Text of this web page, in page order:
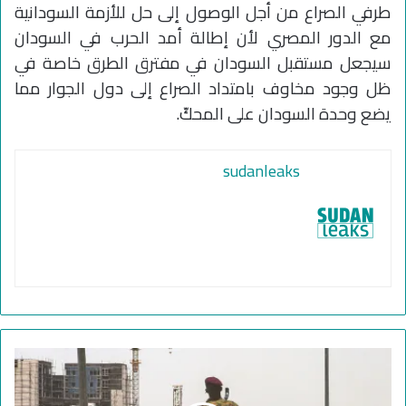
طرفي الصراع من أجل الوصول إلى حل للأزمة السودانية
مع الدور المصري لأن إطالة أمد الحرب في السودان
سيجعل مستقبل السودان في مفترق الطرق خاصة في
ظل وجود مخاوف بامتداد الصراع إلى دول الجوار مما
يضع وحدة السودان على المحكّ.
sudanleaks